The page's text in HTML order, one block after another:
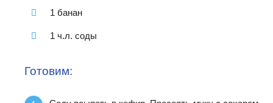
1 банан
1 ч.л. соды
Готовим: